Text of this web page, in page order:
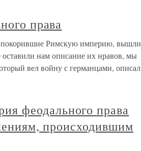
права
Римскую империю, вышли
нам описание их нравов, мы
вел войну с германцами, описал
феодального права
происходившим